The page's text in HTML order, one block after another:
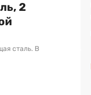
2
сталь. В